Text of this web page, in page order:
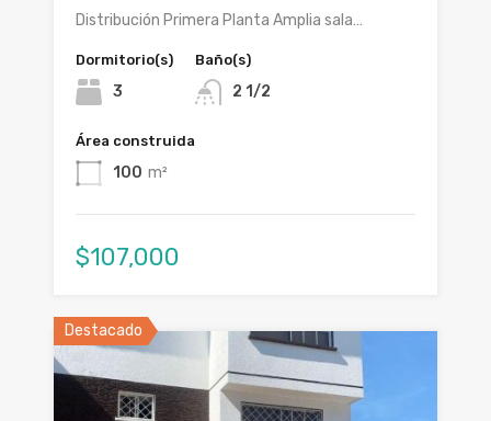
Distribución Primera Planta Amplia sala…
Dormitorio(s)
3
Baño(s)
2 1/2
Área construida
100 m²
$107,000
Destacado